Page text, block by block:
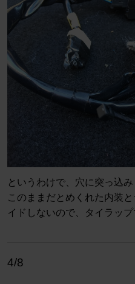
というわけで、穴に突っ込み
このままだとめくれた内装
イドしないので、タイラップ
4/8